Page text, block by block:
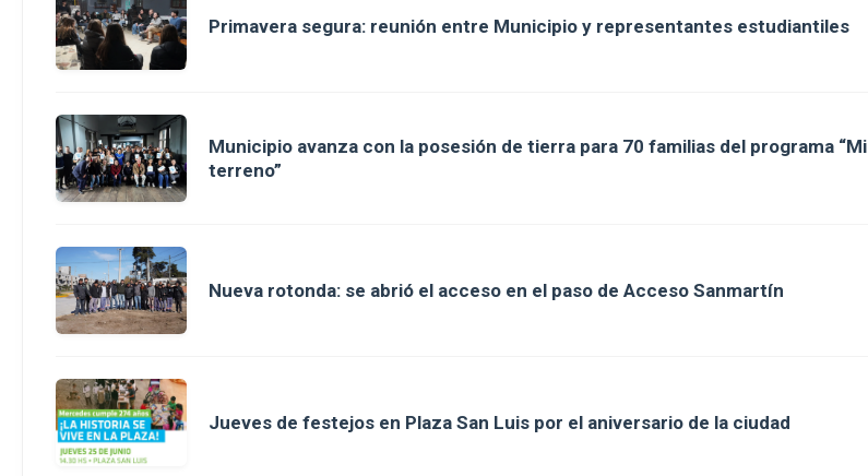
Primavera segura: reunión entre Municipio y representantes estudiantiles
Municipio avanza con la posesión de tierra para 70 familias del programa “Mi
terreno”
Nueva rotonda: se abrió el acceso en el paso de Acceso Sanmartín
Jueves de festejos en Plaza San Luis por el aniversario de la ciudad